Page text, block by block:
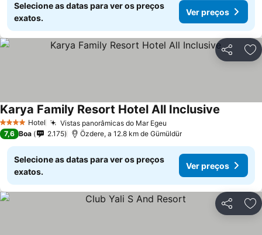
Selecione as datas para ver os preços
exatos.
Ver preços
Partilhar
4 EstrelasHotel Vistas panorâmicas do Mar Egeu
Karya Family Resort Hotel All Inclusive
7,6 Boa 2.175 Özdere, a 12.8 km de Gümüldür
Selecione as datas para ver os preços
exatos.
Ver preços
Partilhar